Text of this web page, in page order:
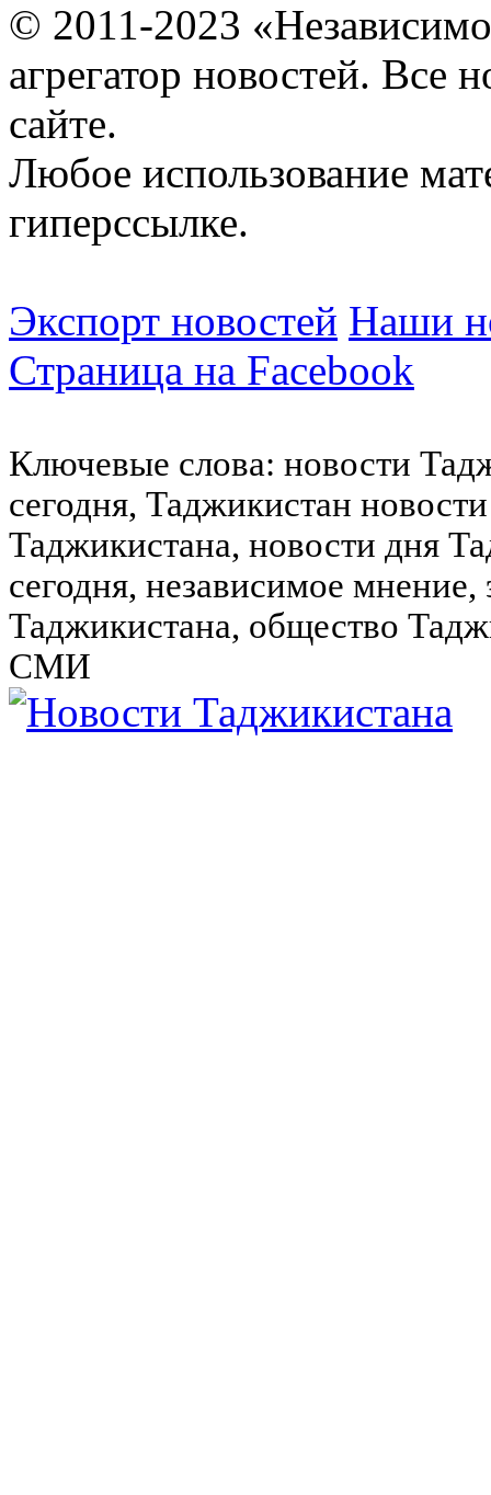
© 2011-2023
агрегатор новостей. Все
сайте.
Любое использование
гиперссылке.
Экспорт новостей Наши
Страница на Facebook
Ключевые слова: новости
сегодня, Таджикистан
Таджикистана, новости дня
сегодня, независимое
Таджикистана, общество
СМИ